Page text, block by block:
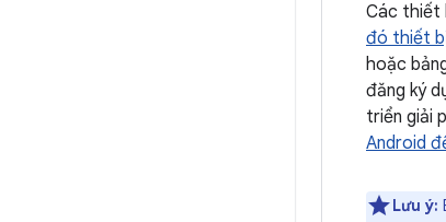
Các thiết
đó thiết
hoặc
đăng ký
triển giải
Android
Lưu ý: